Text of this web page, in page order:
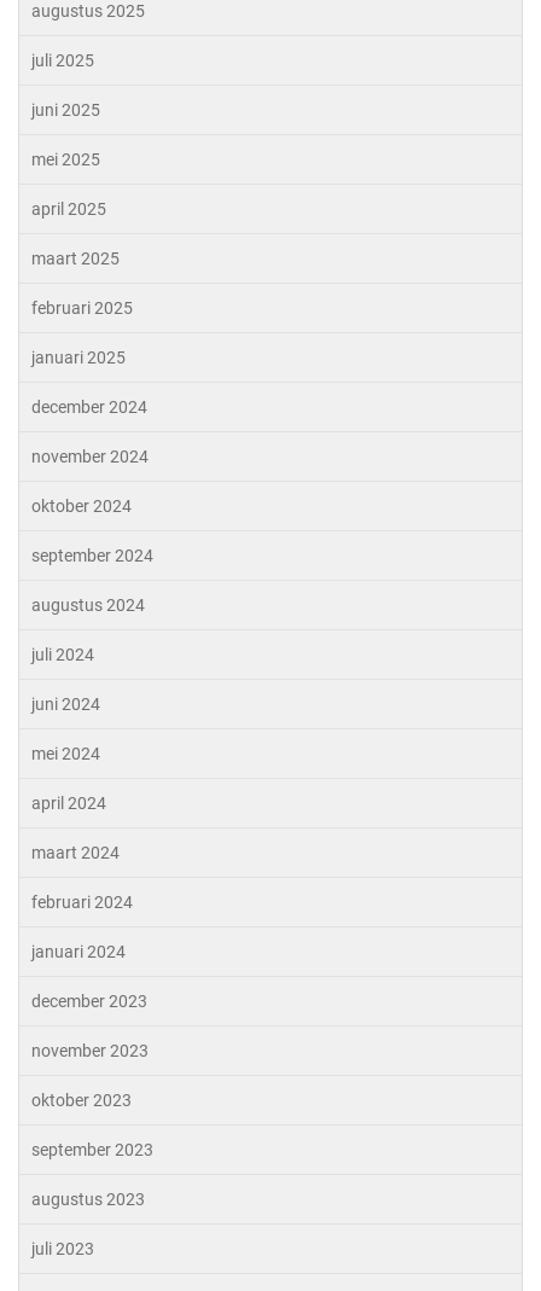
augustus 2025
juli 2025
juni 2025
mei 2025
april 2025
maart 2025
februari 2025
januari 2025
december 2024
november 2024
oktober 2024
september 2024
augustus 2024
juli 2024
juni 2024
mei 2024
april 2024
maart 2024
februari 2024
januari 2024
december 2023
november 2023
oktober 2023
september 2023
augustus 2023
juli 2023